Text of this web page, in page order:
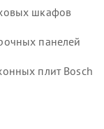
шкафов
панелей
плит Bosch
камер